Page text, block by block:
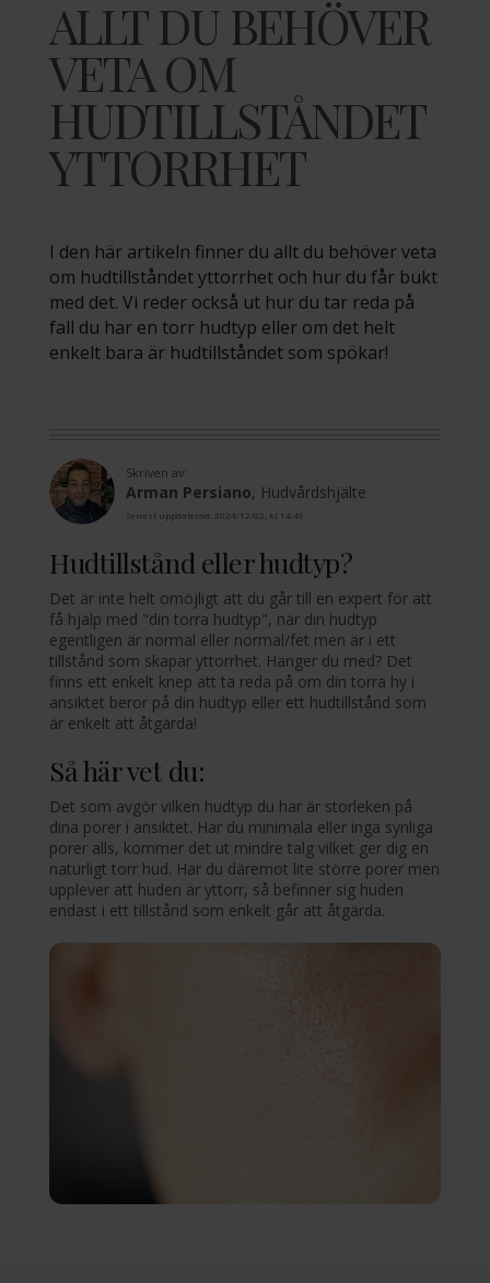
ALLT DU BEHÖVER
VETA OM
HUDTILLSTÅNDET
YTTORRHET
I den här artikeln finner du allt du behöver veta
om hudtillståndet yttorrhet och hur du får bukt
med det. Vi reder också ut hur du tar reda på
fall du har en torr hudtyp eller om det helt
enkelt bara är hudtillståndet som spökar!
Skriven av:
Arman Persiano, Hudvårdshjälte
Senast uppdaterad: 2024/12/02, kl 14:49
Hudtillstånd eller hudtyp?
Det är inte helt omöjligt att du går till en expert för att
få hjälp med "din torra hudtyp", när din hudtyp
egentligen är normal eller normal/fet men är i ett
tillstånd som skapar yttorrhet. Hänger du med? Det
finns ett enkelt knep att ta reda på om din torra hy i
ansiktet beror på din hudtyp eller ett hudtillstånd som
är enkelt att åtgärda!
Så här vet du:
Det som avgör vilken hudtyp du har är storleken på
dina porer i ansiktet. Har du minimala eller inga synliga
porer alls, kommer det ut mindre talg vilket ger dig en
naturligt torr hud. Har du däremot lite större porer men
upplever att huden är yttorr, så befinner sig huden
endast i ett tillstånd som enkelt går att åtgärda.